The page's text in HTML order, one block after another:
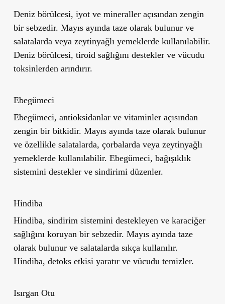
Deniz börülcesi, iyot ve mineraller açısından zengin
bir sebzedir. Mayıs ayında taze olarak bulunur ve
salatalarda veya zeytinyağlı yemeklerde kullanılabilir.
Deniz börülcesi, tiroid sağlığını destekler ve vücudu
toksinlerden arındırır.
Ebegümeci
Ebegümeci, antioksidanlar ve vitaminler açısından
zengin bir bitkidir. Mayıs ayında taze olarak bulunur
ve özellikle salatalarda, çorbalarda veya zeytinyağlı
yemeklerde kullanılabilir. Ebegümeci, bağışıklık
sistemini destekler ve sindirimi düzenler.
Hindiba
Hindiba, sindirim sistemini destekleyen ve karaciğer
sağlığını koruyan bir sebzedir. Mayıs ayında taze
olarak bulunur ve salatalarda sıkça kullanılır.
Hindiba, detoks etkisi yaratır ve vücudu temizler.
Isırgan Otu